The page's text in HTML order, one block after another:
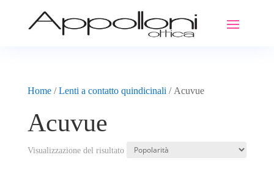
Home/Lenti a contatto quindicinali / Acuvue
Acuvue
Visualizzazione del risultato